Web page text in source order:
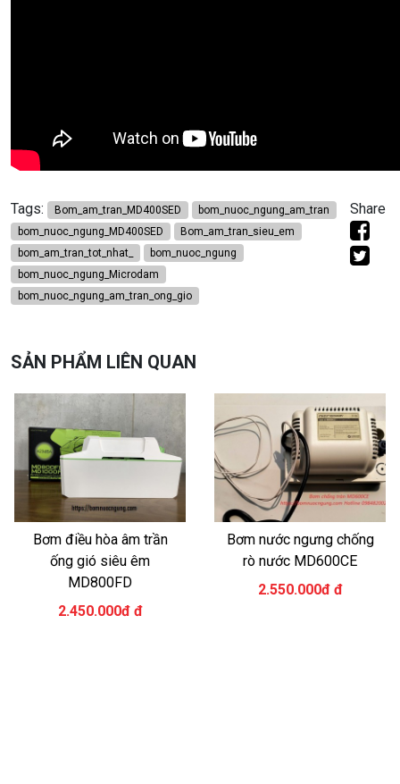
Tags: Bom_am_tran_MD400SED
bom_nuoc_ngung_am_tran
bom_nuoc_ngung_MD400SED
Bom_am_tran_sieu_em
bom_am_tran_tot_nhat_
bom_nuoc_ngung
bom_nuoc_ngung_Microdam
bom_nuoc_ngung_am_tran_ong_gio
Share
SẢN PHẨM LIÊN QUAN
Bơm điều hòa âm trần
ống gió siêu êm
MD800FD
2.450.000đ đ
Bơm nước ngưng chống
rò nước MD600CE
2.550.000đ đ